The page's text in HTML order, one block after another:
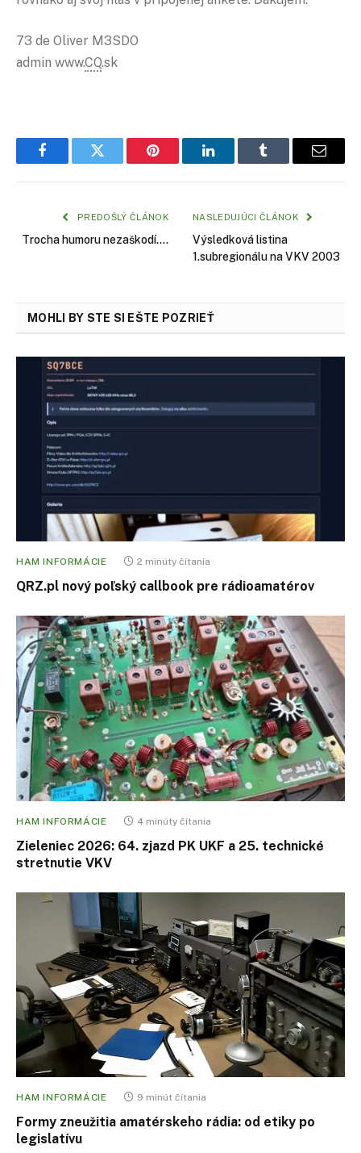
73 de Oliver M3SDO
admin www.CQ.sk
FacebookTwitter Pinterest LinkedInTumblr Email
PREDOŠLÝ ČLÁNOK
Trocha humoru nezaškodí….
NASLEDUJÚCI ČLÁNOK
Výsledková listina
1.subregionálu na VKV 2003
MOHLI BY STE SI EŠTE POZRIEŤ
HAM INFORMÁCIE 2 minúty čítania
QRZ.pl nový poľský callbook pre rádioamatérov
HAM INFORMÁCIE 4 minúty čítania
Zieleniec 2026: 64. zjazd PK UKF a 25. technické
stretnutie VKV
HAM INFORMÁCIE 9 minút čítania
Formy zneužitia amatérskeho rádia: od etiky po
legislatívu